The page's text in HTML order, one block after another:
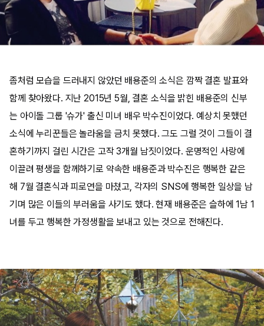
좀처럼 모습을 드러내지 않았던 배용준의 소식은 깜짝 결혼 발표와
함께 찾아왔다. 지난 2015년 5월, 결혼 소식을 밝힌 배용준의 신부
는 아이돌 그룹 '슈가' 출신 미녀 배우 박수진이었다. 예상치 못했던
소식에 누리꾼들은 놀라움을 금치 못했다. 그도 그럴 것이 그들이 결
혼하기까지 걸린 시간은 고작 3개월 남짓이었다. 운명적인 사랑에
이끌려 평생을 함께하기로 약속한 배용준과 박수진은 행복한 같은
해 7월 결혼식과 피로연을 마쳤고, 각자의 SNS에 행복한 일상을 남
기며 많은 이들의 부러움을 사기도 했다. 현재 배용준은 슬하에 1남 1
녀를 두고 행복한 가정생활을 보내고 있는 것으로 전해진다.